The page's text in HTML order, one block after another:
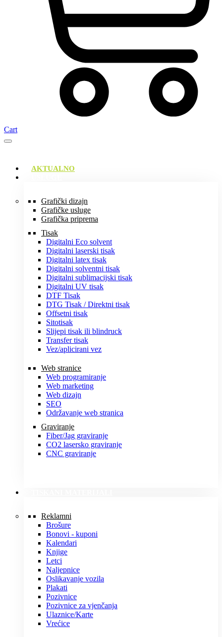
Cart
AKTUALNO
Grafički dizajn
Grafičke usluge
Grafička priprema
Tisak
Digitalni Eco solvent
Digitalni laserski tisak
Digitalni latex tisak
Digitalni solventni tisak
Digitalni sublimacijski tisak
Digitalni UV tisak
DTF Tisak
DTG Tisak / Direktni tisak
Offsetni tisak
Sitotisak
Slijepi tisak ili blindruck
Transfer tisak
Vez/aplicirani vez
Web stranice
Web programiranje
Web marketing
Web dizajn
SEO
Održavanje web stranica
Graviranje
Fiber/Jag graviranje
CO2 lasersko graviranje
CNC graviranje
Reklamni
Brošure
Bonovi - kuponi
Kalendari
Knjige
Letci
Naljepnice
Oslikavanje vozila
Plakati
Pozivnice
Pozivnice za vjenčanja
Ulaznice/Karte
Vrećice